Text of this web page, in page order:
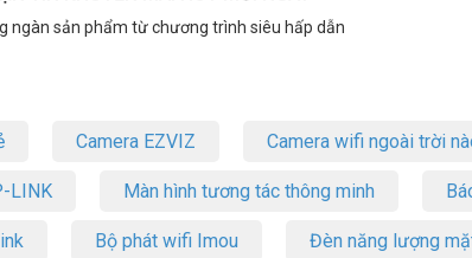
ngàn sản phẩm từ chương trình siêu hấp dẫn
Camera EZVIZ Camera wifi ngoài trời
LINK Màn hình tương tác thông minh
Bộ phát wifi Imou Đèn năng lượng